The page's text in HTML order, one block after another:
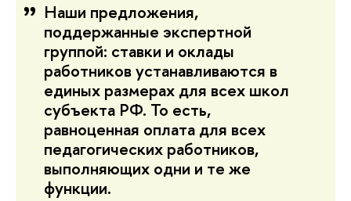
Наши предложения,
поддержанные экспертной
группой: ставки и оклады
работников устанавливаются в
единых размерах для всех школ
субъекта РФ. То есть,
равноценная оплата для всех
педагогических работников,
выполняющих одни и те же
функции.